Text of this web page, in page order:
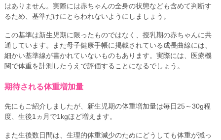
はありません。実際には赤ちゃんの全身の状態なども含めて判断す
るため、基準だけにとらわれないようにしましょう。
この基準は新生児期に限ったものではなく、授乳期の赤ちゃんに共
通しています。また母子健康手帳に掲載されている成長曲線には、
細かい基準線が書かれていないものもあります。実際には、医療機
関で体重を計測したうえで評価することになるでしょう。
期待される体重増加量
先にもご紹介しましたが、新生児期の体重増加量は毎日25～30g程
度、生後1ヵ月で1kgほど増えます。
また生後数日間は、生理的体重減少のためにどうしても体重が減っ